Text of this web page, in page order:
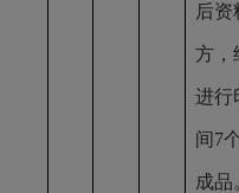
后资
方，
进行
间7
成品